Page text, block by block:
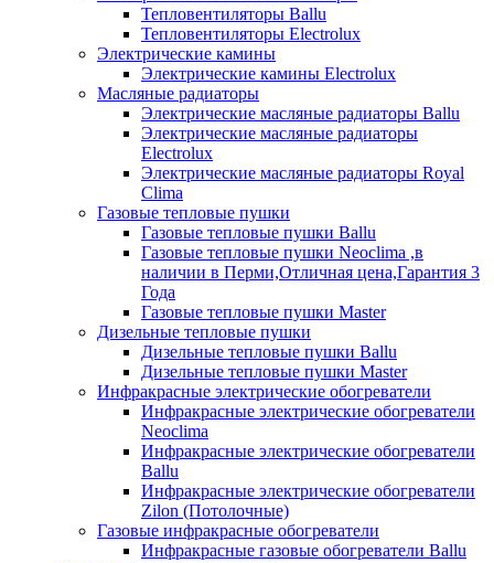
Тепловентиляторы Ballu
Тепловентиляторы Electrolux
Электрические камины
Электрические камины Electrolux
Масляные радиаторы
Электрические масляные радиаторы Ballu
Электрические масляные радиаторы
Electrolux
Электрические масляные радиаторы Royal
Clima
Газовые тепловые пушки
Газовые тепловые пушки Ballu
Газовые тепловые пушки Neoclima ,в
наличии в Перми,Отличная цена,Гарантия 3
Года
Газовые тепловые пушки Master
Дизельные тепловые пушки
Дизельные тепловые пушки Ballu
Дизельные тепловые пушки Master
Инфракрасные электрические обогреватели
Инфракрасные электрические обогреватели
Neoclima
Инфракрасные электрические обогреватели
Ballu
Инфракрасные электрические обогреватели
Zilon (Потолочные)
Газовые инфракрасные обогреватели
Инфракрасные газовые обогреватели Ballu